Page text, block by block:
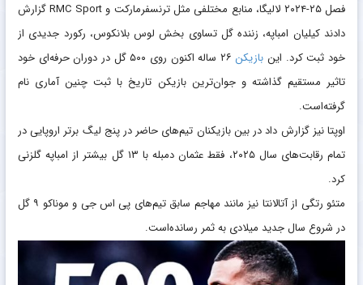
فصل ۲۵-۲۰۲۴ لالیگا، منابع مختلفی مثل ترنسفرمارکت و RMC Sport گزارش
دادند کیلیان امباپه، زننده گل تساوی بخش لوس بلانکوس، رکورد جدیدی از
خود ثبت کرد. این بازیکن
۲۶ ساله اکنون روی ۵۰۰ گل در دوران حرفه‌ای خود
تاثیر مستقیم گذاشته‌ و جوان‌ترین بازیکن تاریخ با ثبت چنین آماری نام
گرفته‌است.
اوپتا نیز گزارش داد در بین بازیکنان تیم‌های حاضر در پنج لیگ برتر اروپایی در
تمام رقابت‌های سال ۲۰۲۵، فقط عثمان دمبله با ۱۳ گل بیشتر از امباپه گلزنی
کرد.
متئو رتگی از آتالانتا نیز مانند مهاجم سابق تیم‌های پی اس جی و موناکو ۹ گل
در شروع سال جدید میلادی به ثمر رسانده‌است.